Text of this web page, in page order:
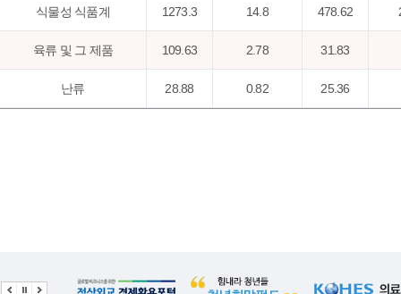
식물성 식품계 1273.3 14.8 478.62
육류 및 그 제품 109.63 2.78 31.83
난류 28.88 0.82 25.36
동물성 식품계 336.95 5.54 344.45